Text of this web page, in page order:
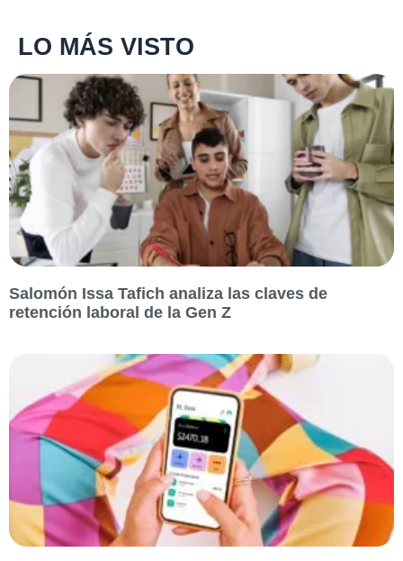
LO MÁS VISTO
Salomón Issa Tafich analiza las claves de
retención laboral de la Gen Z